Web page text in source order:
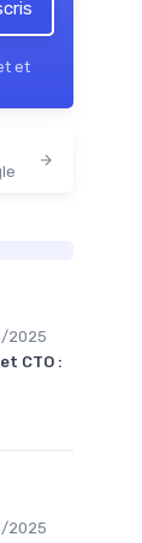
et
2025
CTO :
2025